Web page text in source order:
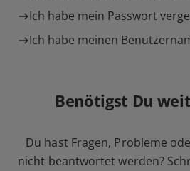
Ich habe mein Passwort
Ich habe meinen
Benötigst Du
Du hast Fragen, Probleme
nicht beantwortet werden?